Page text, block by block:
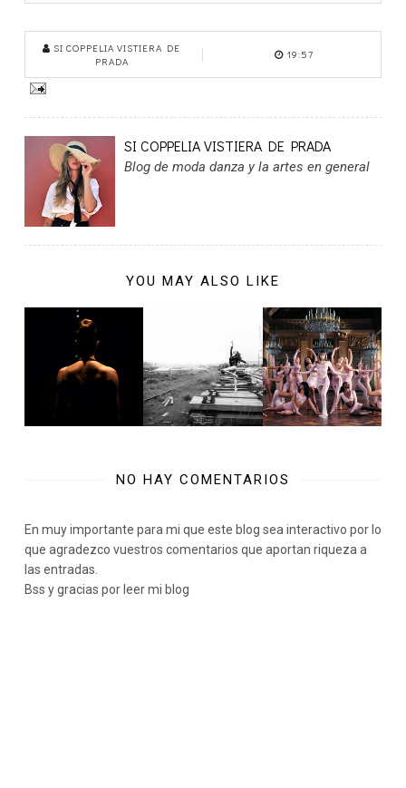
SI COPPELIA VISTIERA DE
PRADA
19:57
SI COPPELIA VISTIERA DE PRADA
Blog de moda danza y la artes en general
YOU MAY ALSO LIKE
NO HAY COMENTARIOS
En muy importante para mi que este blog sea interactivo por lo
que agradezco vuestros comentarios que aportan riqueza a
las entradas.
Bss y gracias por leer mi blog